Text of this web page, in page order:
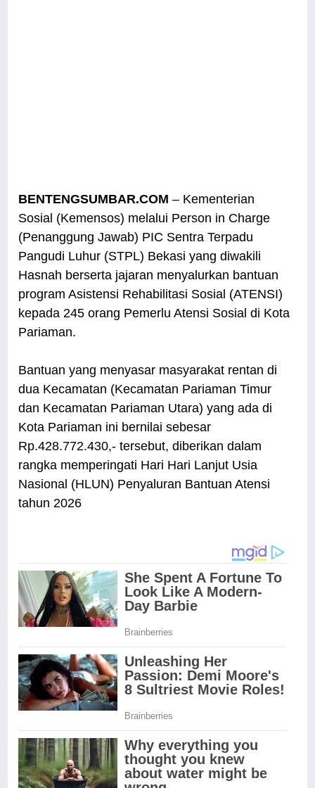
BENTENGSUMBAR.COM – Kementerian
Sosial (Kemensos) melalui Person in Charge
(Penanggung Jawab) PIC Sentra Terpadu
Pangudi Luhur (STPL) Bekasi yang diwakili
Hasnah berserta jajaran menyalurkan bantuan
program Asistensi Rehabilitasi Sosial (ATENSI)
kepada 245 orang Pemerlu Atensi Sosial di Kota
Pariaman.
Bantuan yang menyasar masyarakat rentan di
dua Kecamatan (Kecamatan Pariaman Timur
dan Kecamatan Pariaman Utara) yang ada di
Kota Pariaman ini bernilai sebesar
Rp.428.772.430,- tersebut, diberikan dalam
rangka memperingati Hari Hari Lanjut Usia
Nasional (HLUN) Penyaluran Bantuan Atensi
tahun 2026